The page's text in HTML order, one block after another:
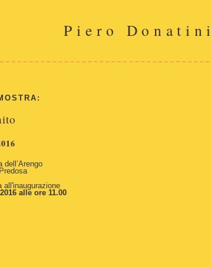
Piero Donatini
dell’Arengo
all'inaugurazione
alle ore 11.00